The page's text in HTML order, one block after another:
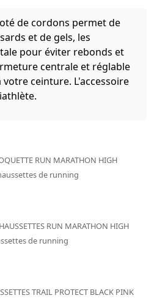
de cordons permet de
et de gels, les
pour éviter rebonds et
centrale et réglable
ceinture. L'accessoire
RUN MARATHON HIGH
de running
RUN MARATHON HIGH
de running
TRAIL PROTECT BLACK PINK